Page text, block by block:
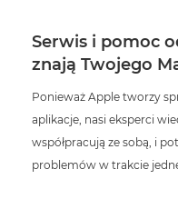
Serwis i pomoc
znają Twojego
Ponieważ Apple tworzy
aplikacje, nasi eksperci
współpracują ze sobą, i
problemów w trakcie